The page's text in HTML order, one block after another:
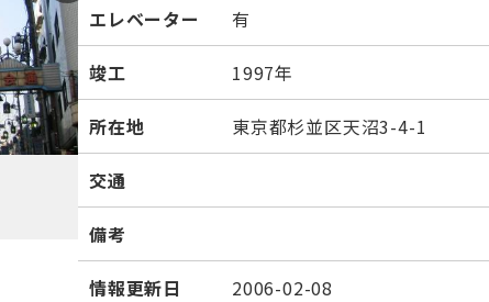
エレベーター 有
竣工 1997年
所在地 東京都杉並区天沼3-4-1
交通
備考
情報更新日 2006-02-08